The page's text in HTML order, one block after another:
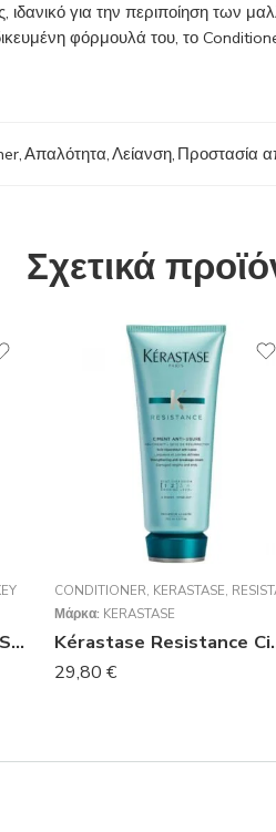
για την περιποίηση των
φόρμουλά του, το
,Απαλότητα,Λείανση, Προστασία
Σχετικά
Saryna Key Pure Africa Shea Damage Repair Conditioner 1000ml
CONDITIONER, KERASTASE,
Μάρκα: KERASTASE
Kérastase
29,80 €